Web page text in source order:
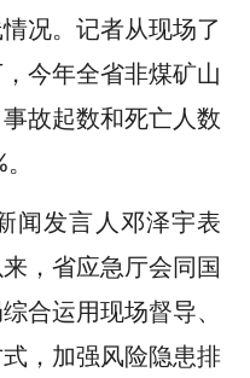
况。记者从现场了
今年全省非煤矿山
故起数和死亡人数
闻发言人邓泽宇表
，省应急厅会同国
合运用现场督导、
，加强风险隐患排